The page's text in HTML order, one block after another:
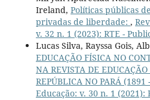
Ireland, Políticas públicas
privadas de liberdade: ,
v. 32 n. 1 (2023): RTE -
Lucas Silva, Rayssa Gois,
EDUCAÇÃO FÍSICA NO
NA REVISTA DE
REPÚBLICA NO PARÁ (1891
Educação: v. 30 n. 1 (2021):